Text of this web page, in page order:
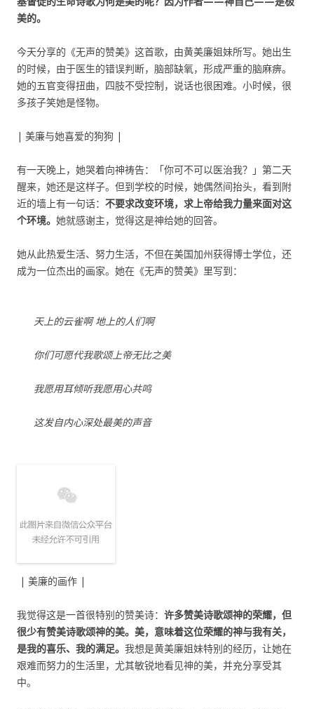
美的。
今天分享的《无声的赞美》这首歌，由黄美廉姐妹所写。她出生
的时候，由于医生的错误判断，脑部缺氧，形成严重的脑麻痹。
她的五官变得扭曲，四肢不受控制，说话也很困难。小时候，很
多孩子笑她是怪物。
| 美廉与她喜爱的狗狗 |
有一天晚上，她哭着向神祷告：「你可不可以医治我？」第二天
醒来，她还是这样子。但到学校的时候，她偶然间抬头，看到附
近的墙上有一句话： 不要求改变环境，求上帝给我力量来面对这
个环境。 她就感谢主，觉得这是神给她的回答。
她从此热爱生活、努力生活，不但在美国加州获得博士学位，还
成为一位杰出的画家。她在《无声的赞美》里写到：
天上的云雀啊 地上的人们啊
你们可愿代我歌颂上帝无比之美
我愿用耳倾听我愿用心共鸣
这发自内心深处最美的声音
| 美廉的画作 |
我觉得这是一首很特别的赞美诗： 许多赞美诗歌颂神的荣耀，但
很少有赞美诗歌颂神的美。美，意味着这位荣耀的神与我有关，
是我的喜乐、我的满足。 我想是黄美廉姐妹特别的经历，让她在
艰难而努力的生活里，尤其敏锐地看见神的美，并充分享受其
中。